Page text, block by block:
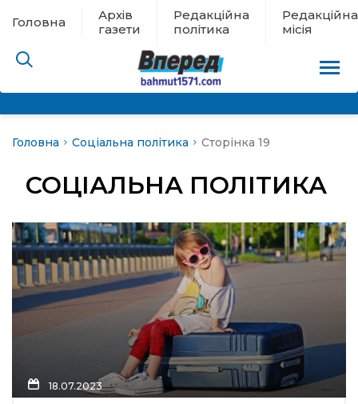
Головна
Архів
газети
Редакційна
політика
Редакційна
місія
евакуації
новини
Головна Соціальна політика Сторінка 19
СОЦІАЛЬНА ПОЛІТИКА
18.07.2023